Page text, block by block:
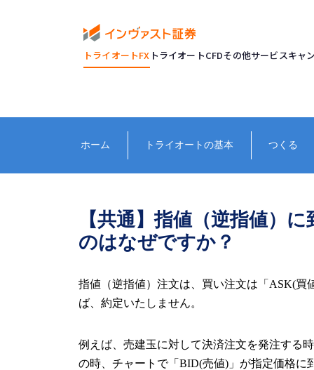
トライオートFX トライオートCFDその他サービスキャ
ホーム トライオートの基本 つくる
【共通】指値（逆指値）
のはなぜですか？
指値（逆指値）注文は、買い注文は「ASK(
ば、約定いたしません。
例えば、売建玉に対して決済注文を発注する
の時、チャートで「BID(売値)」が指定価格に